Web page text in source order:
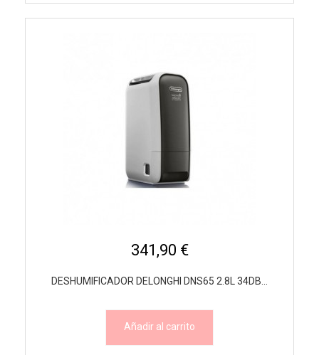
341,90 €
DESHUMIFICADOR DELONGHI DNS65 2.8L 34DB...
Añadir al carrito